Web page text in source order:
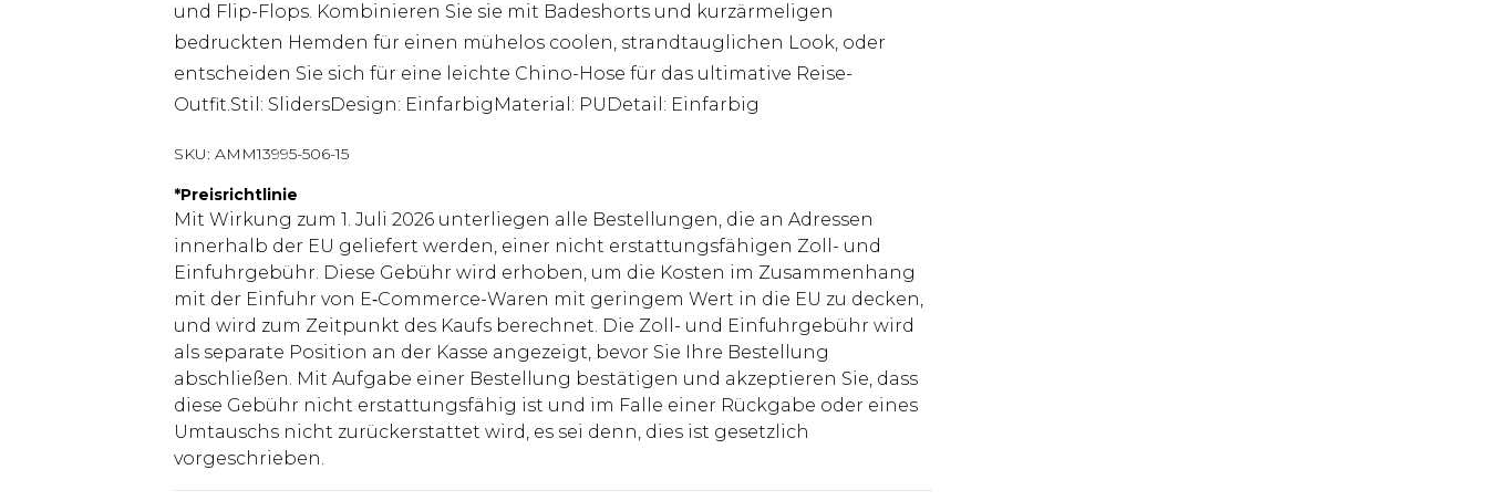
und Flip-Flops. Kombinieren Sie sie mit Badeshorts und kurzärmeligen
bedruckten Hemden für einen mühelos coolen, strandtauglichen Look, oder
entscheiden Sie sich für eine leichte Chino-Hose für das ultimative Reise-
Outfit.Stil: SlidersDesign: EinfarbigMaterial: PUDetail: Einfarbig
SKU: AMM13995-506-15
*Preisrichtlinie
Mit Wirkung zum 1. Juli 2026 unterliegen alle Bestellungen, die an Adressen
innerhalb der EU geliefert werden, einer nicht erstattungsfähigen Zoll- und
Einfuhrgebühr. Diese Gebühr wird erhoben, um die Kosten im Zusammenhang
mit der Einfuhr von E‑Commerce-Waren mit geringem Wert in die EU zu decken,
und wird zum Zeitpunkt des Kaufs berechnet. Die Zoll- und Einfuhrgebühr wird
als separate Position an der Kasse angezeigt, bevor Sie Ihre Bestellung
abschließen. Mit Aufgabe einer Bestellung bestätigen und akzeptieren Sie, dass
diese Gebühr nicht erstattungsfähig ist und im Falle einer Rückgabe oder eines
Umtauschs nicht zurückerstattet wird, es sei denn, dies ist gesetzlich
vorgeschrieben.